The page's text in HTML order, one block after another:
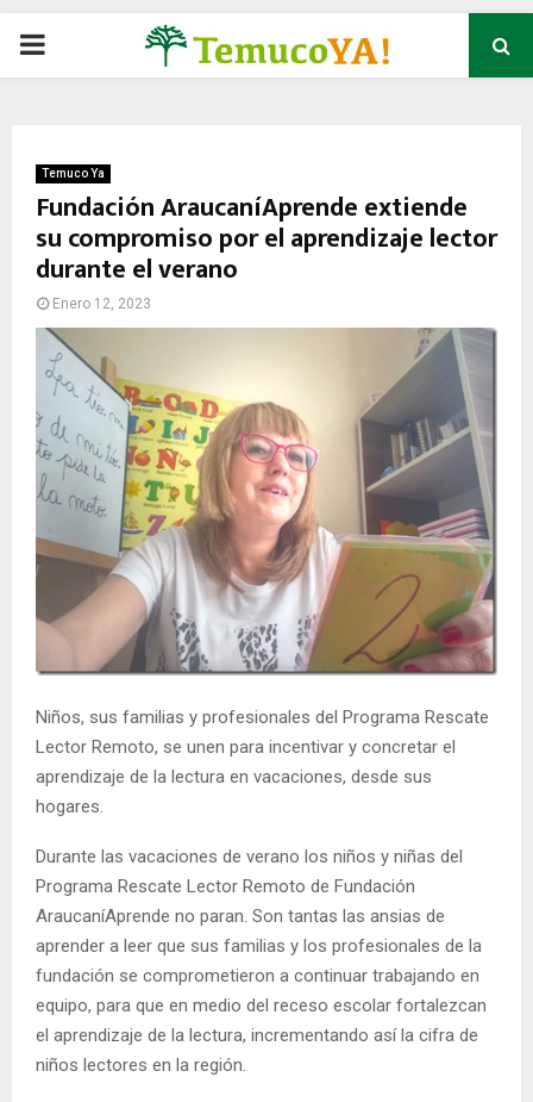
P
M
A
Y
M
E
N
Temuco Ya
Fundación AraucaníAprende extiende
su compromiso por el aprendizaje lector
durante el verano
Enero 12, 2023
Niños, sus familias y profesionales del Programa Rescate
Lector Remoto, se unen para incentivar y concretar el
aprendizaje de la lectura en vacaciones, desde sus
hogares.
Durante las vacaciones de verano los niños y niñas del
Programa Rescate Lector Remoto de Fundación
AraucaníAprende no paran. Son tantas las ansias de
aprender a leer que sus familias y los profesionales de la
fundación se comprometieron a continuar trabajando en
equipo, para que en medio del receso escolar fortalezcan
el aprendizaje de la lectura, incrementando así la cifra de
niños lectores en la región.